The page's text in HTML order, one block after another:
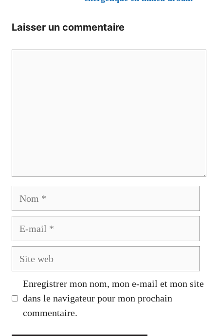
Laisser un commentaire
Enregistrer mon nom, mon e-mail et mon site
dans le navigateur pour mon prochain
commentaire.